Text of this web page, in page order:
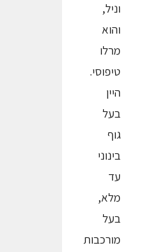
וניל,
והוא
מרלו
טיפוסי.
היין
בעל
גוף
בינוני
עד
מלא,
בעל
מורכבות